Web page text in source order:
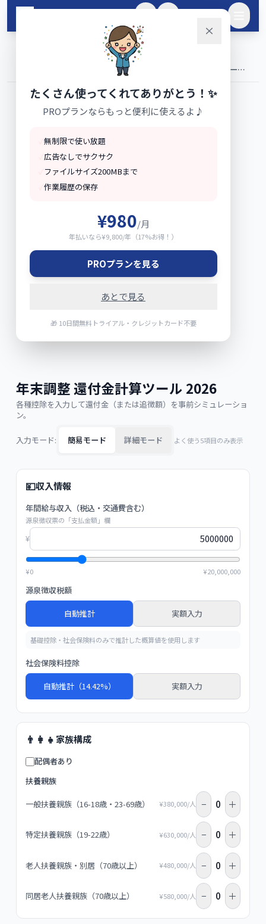
メインコンテンツへスキップ
年末調整 還付金計算ツール2026｜いくら戻る？事前シミュレータ
年末調整 還付金計算ツール 2026
各種控除を入力して還付金（または追徴額）を事前シミュレーショ
ン。
入力モード: 簡易モード 詳細モード よく使う5項目のみ表示
💴収入情報
年間給与収入（税込・交通費含む）
源泉徴収票の「支払金額」欄
¥
¥0 ¥20,000,000
源泉徴収税額
自動推計 実額入力
基礎控除・社会保険料のみで推計した概算値を使用します
社会保険料控除
自動推計（14.42%） 実額入力
👨‍👩‍👧 家族構成
配偶者あり
扶養親族
一般扶養親族（16-18歳・23-69歳） ¥380,000/人 − 0 ＋
特定扶養親族（19-22歳） ¥630,000/人 − 0 ＋
老人扶養親族・別居（70歳以上） ¥480,000/人 − 0 ＋
同居老人扶養親族（70歳以上） ¥580,000/人 − 0 ＋
たくさん使ってくれてありがとう！✨
PROプランならもっと便利に使えるよ♪
無制限で使い放題
広告なしでサクサク
ファイルサイズ200MBまで
作業履歴の保存
¥980/月
年払いなら¥9,800/年（17%お得！）
PROプランを見る
あとで見る
🎁 10日間無料トライアル・クレジットカード不要